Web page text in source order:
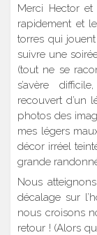
Merci Hector
rapidement et
torres qui
suivre une
(tout ne se
s’avère
recouvert d’un
photos des
mes légers
décor irréel
grande
Nous
décalage sur
nous croisons
retour ! (Alors